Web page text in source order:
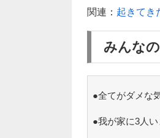
関連： 起きてき
みんな
●全てがダメな
●我が家に3人